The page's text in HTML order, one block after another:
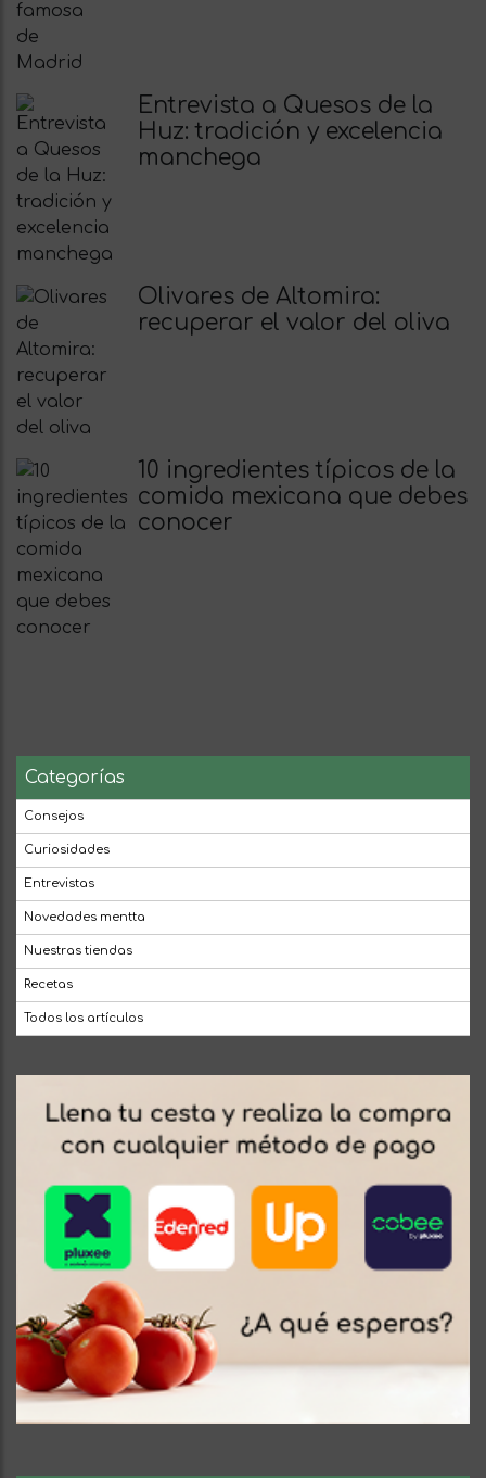
Entrevista a Quesos de la
Huz: tradición y excelencia
manchega
Olivares de Altomira:
recuperar el valor del oliva
10 ingredientes típicos de la
comida mexicana que debes
conocer
Categorías
Consejos
Curiosidades
Entrevistas
Novedades mentta
Nuestras tiendas
Recetas
Todos los artículos